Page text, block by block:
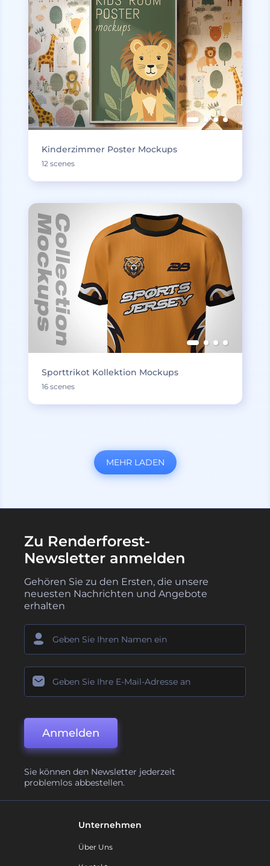
Kinderzimmer Poster Mockups
12 scenes
Sporttrikot Kollektion Mockups
16 scenes
MEHR LADEN
Zu Renderforest-
Newsletter anmelden
Gehören Sie zu den Ersten, die unsere
neuesten Nachrichten und Angebote
erhalten
Anmelden
Sie können den Newsletter jederzeit
problemlos abbestellen.
Unternehmen
Über Uns